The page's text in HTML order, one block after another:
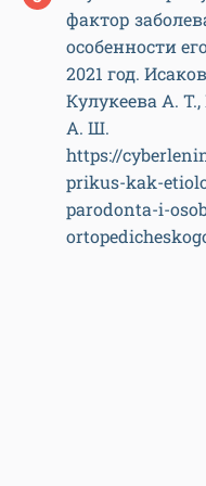
фактор
особенности
2021 год.
Кулукеева А.
А. Ш.
https://
prikus-kak-
parodonta-i-